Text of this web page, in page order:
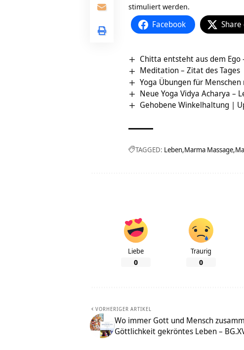
stimuliert werden.
Facebook Share
Chitta entsteht aus dem Ego
Meditation – Zitat des Tages
Yoga Übungen für
Neue Yoga Vidya Acharya –
Gehobene Winkelhaltung |
TAGGED: Leben Marma Massage
Liebe
0
Traurig
0
VORHERIGER ARTIKEL
Wo immer Gott und Mensch
Göttlichkeit gekröntes Leben –